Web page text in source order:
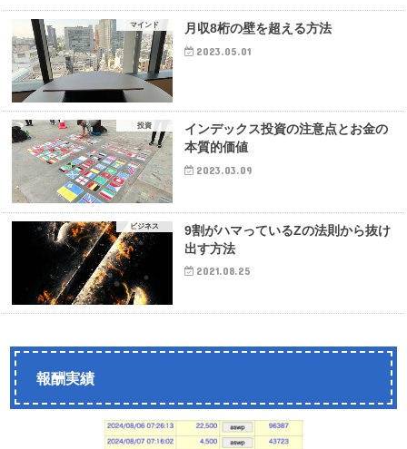
マインド 月収8桁の壁を超える方法
2023.05.01
投資
インデックス投資の注意点とお金の
本質的価値
2023.03.09
ビジネス
9割がハマっているZの法則から抜け
出す方法
2021.08.25
報酬実績